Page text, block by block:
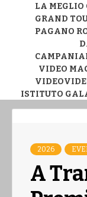
LA MEGLIO
GRAND
PAGANO
CAMPANIA
VIDEO
VIDEO
ISTITUTO
2026
A